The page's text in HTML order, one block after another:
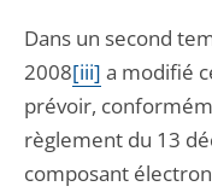
Dans un second
2008[iii] a modifié
prévoir,
règlement du 13
composant